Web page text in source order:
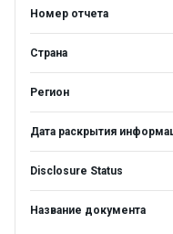
Номер отчета
Страна
Регион
Дата раскрытия
Disclosure Status
Название документа